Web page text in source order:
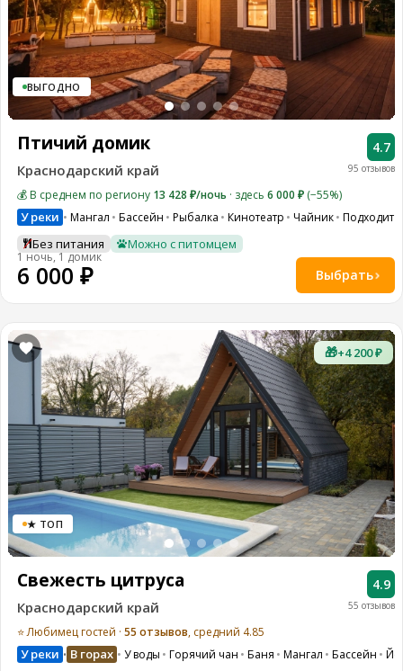
ВЫГОДНО
95 отзывов
4.7
Птичий домик
Краснодарский край
💰 В среднем по региону 13 428 ₽/ночь · здесь 6 000 ₽ (−55%)
У реки Мангал Бассейн Рыбалка Кинотеатр Чайник Подходит
Без питания Можно с питомцем
1 ночь, 1 домик
6 000 ₽ Выбрать
🎁+4 200 ₽
★ ТОП
55 отзывов
4.9
Свежесть цитруса
Краснодарский край
⭐ Любимец гостей · 55 отзывов, средний 4.85
У реки • В горах У воды Горячий чан Баня Мангал Бассейн